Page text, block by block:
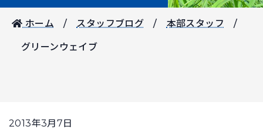
ホーム スタッフブログ 本部スタッフ
グリーンウェイブ
2013年3月7日